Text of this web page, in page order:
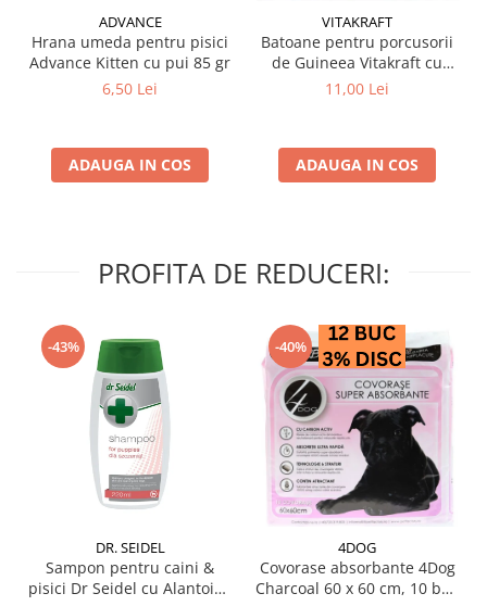
ADVANCE
Hrana umeda pentru pisici
Advance Kitten cu pui 85 gr
6,50 Lei
ADAUGA IN COS
VITAKRAFT
Batoane pentru porcusorii
de Guineea Vitakraft cu
struguri & nuci 2 buc
11,00 Lei
ADAUGA IN COS
PROFITA DE REDUCERI:
-43%
DR. SEIDEL
Sampon pentru caini &
pisici Dr Seidel cu Alantoina
-40%
4DOG
Covorase absorbante 4Dog
Charcoal 60 x 60 cm, 10 buc